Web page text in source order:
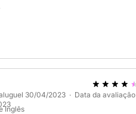
30/04/2023 · Data da avaliação
Inglês